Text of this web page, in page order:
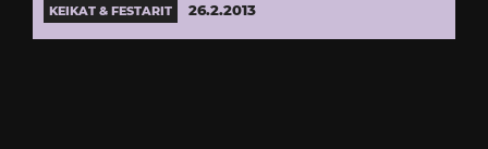
KEIKAT & FESTARIT 26.2.2013